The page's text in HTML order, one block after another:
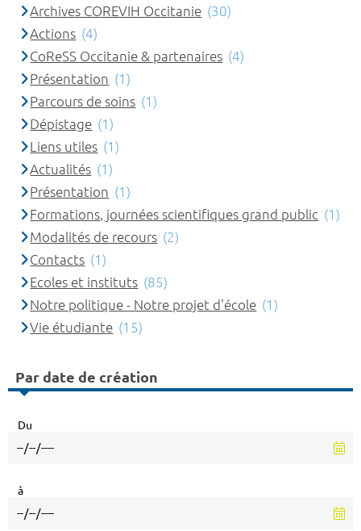
Archives COREVIH Occitanie (30)
Actions (4)
CoReSS Occitanie & partenaires (4)
Présentation (1)
Parcours de soins (1)
Dépistage (1)
Liens utiles (1)
Actualités (1)
Présentation (1)
Formations, journées scientifiques grand public (1)
Modalités de recours (2)
Contacts (1)
Ecoles et instituts (85)
Notre politique - Notre projet d'école (1)
Vie étudiante (15)
Par date de création
Du
à